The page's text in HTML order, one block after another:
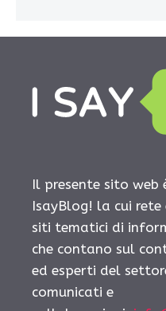
Il presente sito
IsayBlog! la cui
siti tematici di
che contano sul
ed esperti del
comunicati e